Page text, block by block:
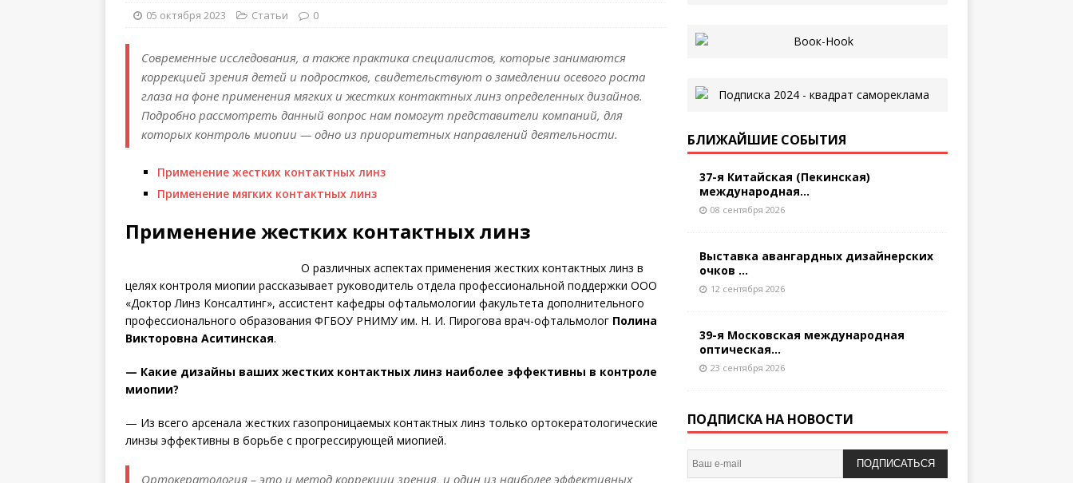
05 октября 2023 Статьи 0
Современные исследования, а также практика специалистов, которые занимаются
коррекцией зрения детей и подростков, свидетельствуют о замедлении осевого роста
глаза на фоне применения мягких и жестких контактных линз определенных дизайнов.
Подробно рассмотреть данный вопрос нам помогут представители компаний, для
которых контроль миопии — одно из приоритетных направлений деятельности.
Применение жестких контактных линз
Применение мягких контактных линз
Применение жестких контактных линз
О различных аспектах применения жестких контактных линз в
целях контроля миопии рассказывает руководитель отдела профессиональной поддержки ООО
«Доктор Линз Консалтинг», ассистент кафедры офтальмологии факультета дополнительного
профессионального образования ФГБОУ РНИМУ им. Н. И. Пирогова врач-офтальмолог Полина
Викторовна Аситинская.
— Какие дизайны ваших жестких контактных линз наиболее эффективны в контроле
миопии?
— Из всего арсенала жестких газопроницаемых контактных линз только ортокератологические
линзы эффективны в борьбе с прогрессирующей миопией.
Ортокератология – это и метод коррекции зрения, и один из наиболее эффективных
БЛИЖАЙШИЕ СОБЫТИЯ
37-я Китайская (Пекинская)
международная...
08 сентября 2026
Выставка авангардных дизайнерских
очков ...
12 сентября 2026
39-я Московская международная
оптическая...
23 сентября 2026
ПОДПИСКА НА НОВОСТИ
ПОДПИСАТЬСЯ